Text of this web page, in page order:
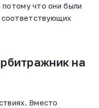
что они были
на
Вместо